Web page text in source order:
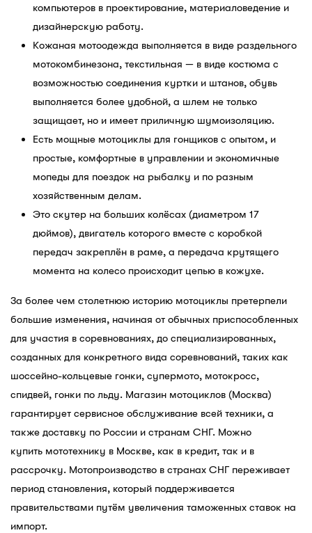
компьютеров в проектирование, материаловедение и
дизайнерскую работу.
Кожаная мотоодежда выполняется в виде раздельного
мотокомбинезона, текстильная — в виде костюма с
возможностью соединения куртки и штанов, обувь
выполняется более удобной, а шлем не только
защищает, но и имеет приличную шумоизоляцию.
Есть мощные мотоциклы для гонщиков с опытом, и
простые, комфортные в управлении и экономичные
мопеды для поездок на рыбалку и по разным
хозяйственным делам.
Это скутер на больших колёсах (диаметром 17
дюймов), двигатель которого вместе с коробкой
передач закреплён в раме, а передача крутящего
момента на колесо происходит цепью в кожухе.
За более чем столетнюю историю мотоциклы претерпели
большие изменения, начиная от обычных приспособленных
для участия в соревнованиях, до специализированных,
созданных для конкретного вида соревнований, таких как
шоссейно-кольцевые гонки, супермото, мотокросс,
спидвей, гонки по льду. Магазин мотоциклов (Москва)
гарантирует сервисное обслуживание всей техники, а
также доставку по России и странам СНГ. Можно
купить мототехнику в Москве, как в кредит, так и в
рассрочку. Мотопроизводство в странах СНГ переживает
период становления, который поддерживается
правительствами путём увеличения таможенных ставок на
импорт.